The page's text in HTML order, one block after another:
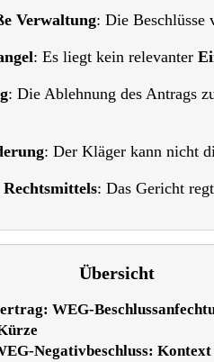
Verwaltung: Die Beschlüsse
: Es liegt kein relevanter
: Die Ablehnung des Antrags
: Der Kläger kann nicht
: Das Gericht
Übersicht
WEG-
Negativbeschluss: